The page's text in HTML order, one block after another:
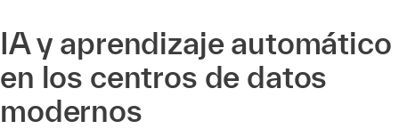
IA y aprendizaje automático
en los centros de datos
modernos